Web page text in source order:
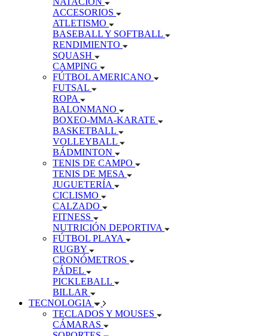
ACCESORIOS
ATLETISMO
BASEBALL Y SOFTBALL
RENDIMIENTO
SQUASH
CAMPING
FÚTBOL AMERICANO
FUTSAL
ROPA
BALONMANO
BOXEO-MMA-KARATE
BASKETBALL
VOLLEYBALL
BÁDMINTON
TENIS DE CAMPO
TENIS DE MESA
JUGUETERÍA
CICLISMO
CALZADO
FITNESS
NUTRICIÓN DEPORTIVA
FÚTBOL PLAYA
RUGBY
CRONÓMETROS
PÁDEL
PICKLEBALL
BILLAR
TECNOLOGIA
TECLADOS Y MOUSES
CÁMARAS